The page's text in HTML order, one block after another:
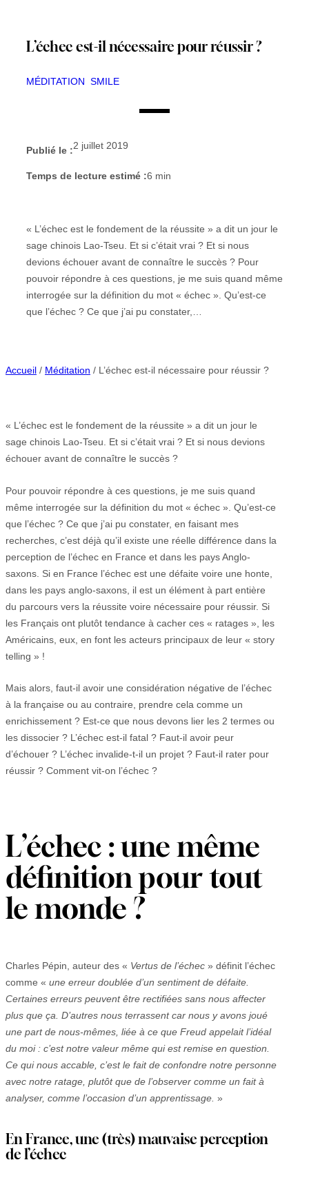
L’échec est-il nécessaire pour réussir ?
MÉDITATION SMILE
Publié le :2 juillet 2019
Temps de lecture estimé :6 min
« L’échec est le fondement de la réussite » a dit un jour le
sage chinois Lao-Tseu. Et si c’était vrai ? Et si nous
devions échouer avant de connaître le succès ? Pour
pouvoir répondre à ces questions, je me suis quand même
interrogée sur la définition du mot « échec ». Qu’est-ce
que l’échec ? Ce que j’ai pu constater,…
Accueil / Méditation / L’échec est-il nécessaire pour réussir ?
« L’échec est le fondement de la réussite » a dit un jour le
sage chinois Lao-Tseu. Et si c’était vrai ? Et si nous devions
échouer avant de connaître le succès ?
Pour pouvoir répondre à ces questions, je me suis quand
même interrogée sur la définition du mot « échec ». Qu’est-ce
que l’échec ? Ce que j’ai pu constater, en faisant mes
recherches, c’est déjà qu’il existe une réelle différence dans la
perception de l’échec en France et dans les pays Anglo-
saxons. Si en France l’échec est une défaite voire une honte,
dans les pays anglo-saxons, il est un élément à part entière
du parcours vers la réussite voire nécessaire pour réussir. Si
les Français ont plutôt tendance à cacher ces « ratages », les
Américains, eux, en font les acteurs principaux de leur « story
telling » !
Mais alors, faut-il avoir une considération négative de l’échec
à la française ou au contraire, prendre cela comme un
enrichissement ? Est-ce que nous devons lier les 2 termes ou
les dissocier ? L’échec est-il fatal ? Faut-il avoir peur
d’échouer ? L’échec invalide-t-il un projet ? Faut-il rater pour
réussir ? Comment vit-on l’échec ?
L’échec : une même
définition pour tout
le monde ?
Charles Pépin, auteur des « Vertus de l’échec » définit l’échec
comme « une erreur doublée d’un sentiment de défaite.
Certaines erreurs peuvent être rectifiées sans nous affecter
plus que ça. D’autres nous terrassent car nous y avons joué
une part de nous-mêmes, liée à ce que Freud appelait l’idéal
du moi : c’est notre valeur même qui est remise en question.
Ce qui nous accable, c’est le fait de confondre notre personne
avec notre ratage, plutôt que de l’observer comme un fait à
analyser, comme l’occasion d’un apprentissage. »
En France, une (très) mauvaise perception
de l’échec